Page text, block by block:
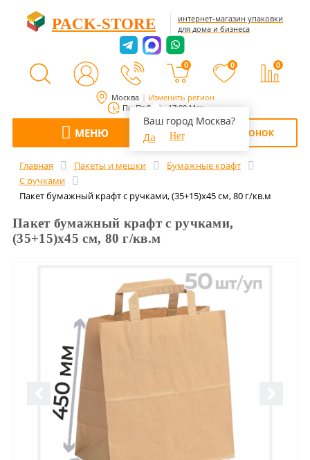
Москва Изменить регион
Ваш город Москва?
Да
Нет
Пн-Пт 8:00 - 17:00 Мск
PACK-STORE
интернет-магазин упаковки
для дома и бизнеса
0 0 0
МЕНЮ ОБРАТНЫЙ ЗВОНОК
Главная Пакеты и мешки
Бумажные крафт
С ручками
Пакет бумажный крафт с ручками, (35+15)х45 см, 80 г/кв.м
Пакет бумажный крафт с ручками,
(35+15)х45 см, 80 г/кв.м